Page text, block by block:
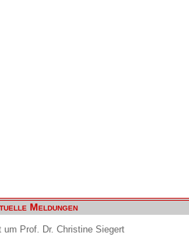
Meldungen
um Prof. Dr. Christine Siegert